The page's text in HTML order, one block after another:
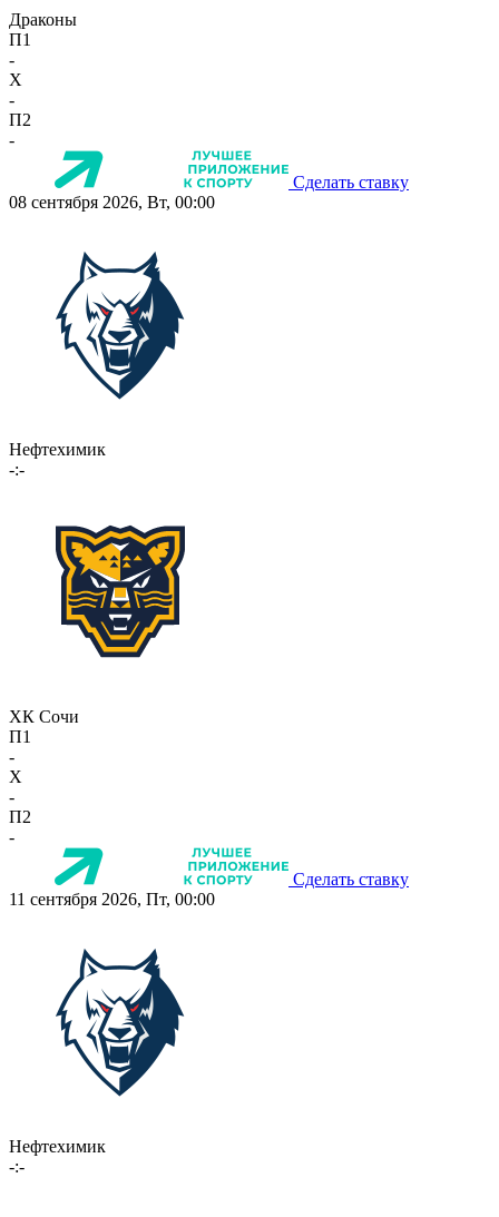
Драконы
П1
-
X
-
П2
-
Сделать ставку
08 сентября 2026, Вт, 00:00
Нефтехимик
-:-
ХК Сочи
П1
-
X
-
П2
-
Сделать ставку
11 сентября 2026, Пт, 00:00
Нефтехимик
-:-